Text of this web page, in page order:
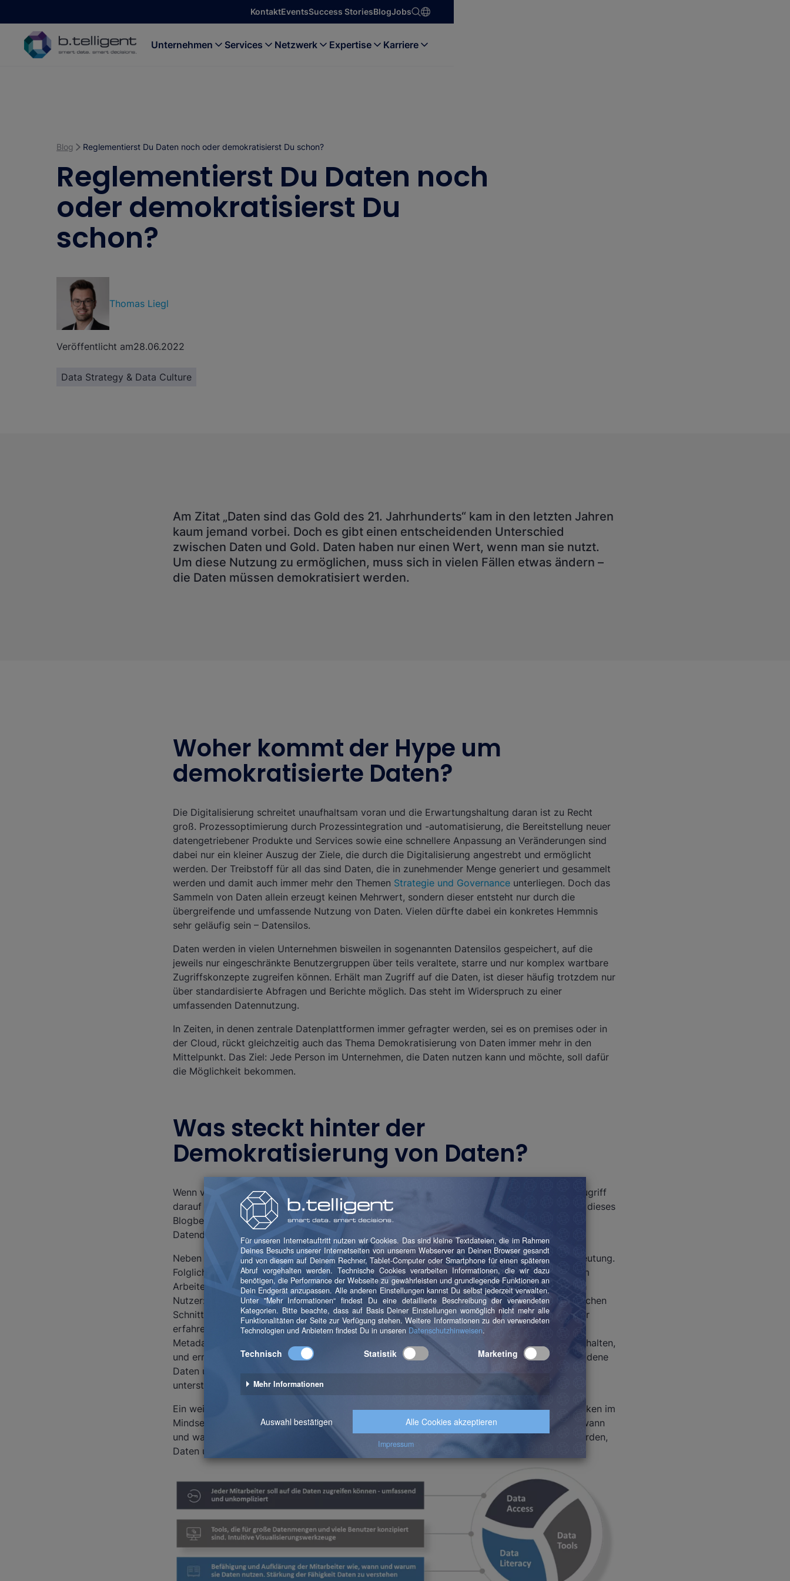
KontaktEventsSuccess StoriesBlogJobs
Unternehmen Services Netzwerk Expertise Karriere
Blog Reglementierst Du Daten noch oder demokratisierst Du schon?
Reglementierst Du Daten noch
oder demokratisierst Du
schon?
Thomas Liegl
Veröffentlicht am28.06.2022
Data Strategy & Data Culture
Am Zitat „Daten sind das Gold des 21. Jahrhunderts“ kam in den letzten Jahren
kaum jemand vorbei. Doch es gibt einen entscheidenden Unterschied
zwischen Daten und Gold. Daten haben nur einen Wert, wenn man sie nutzt.
Um diese Nutzung zu ermöglichen, muss sich in vielen Fällen etwas ändern –
die Daten müssen demokratisiert werden.
Woher kommt der Hype um
demokratisierte Daten?
Die Digitalisierung schreitet unaufhaltsam voran und die Erwartungshaltung daran ist zu Recht
groß. Prozessoptimierung durch Prozessintegration und -automatisierung, die Bereitstellung neuer
datengetriebener Produkte und Services sowie eine schnellere Anpassung an Veränderungen sind
dabei nur ein kleiner Auszug der Ziele, die durch die Digitalisierung angestrebt und ermöglicht
werden. Der Treibstoff für all das sind Daten, die in zunehmender Menge generiert und gesammelt
werden und damit auch immer mehr den Themen Strategie und Governance unterliegen. Doch das
Sammeln von Daten allein erzeugt keinen Mehrwert, sondern dieser entsteht nur durch die
übergreifende und umfassende Nutzung von Daten. Vielen dürfte dabei ein konkretes Hemmnis
sehr geläufig sein – Datensilos.
Daten werden in vielen Unternehmen bisweilen in sogenannten Datensilos gespeichert, auf die
jeweils nur eingeschränkte Benutzergruppen über teils veraltete, starre und nur komplex wartbare
Zugriffskonzepte zugreifen können. Erhält man Zugriff auf die Daten, ist dieser häufig trotzdem nur
über standardisierte Abfragen und Berichte möglich. Das steht im Widerspruch zu einer
umfassenden Datennutzung.
In Zeiten, in denen zentrale Datenplattformen immer gefragter werden, sei es on premises oder in
der Cloud, rückt gleichzeitig auch das Thema Demokratisierung von Daten immer mehr in den
Mittelpunkt. Das Ziel: Jede Person im Unternehmen, die Daten nutzen kann und möchte, soll dafür
die Möglichkeit bekommen.
Was steckt hinter der
Demokratisierung von Daten?
Wenn von demokratisierten Daten die Rede ist, ist der erste Gedanke vermutlich, dass der Zugriff
darauf für alle Mitarbeiter:innen umfassend ermöglicht wird. Das spiegelt auch die Einleitung dieses
Blogbeitrags wider, und der Data Access ist tatsächlich der grundlegende Bestandteil der
Datendemokratisierung. Doch das deckt noch nicht die ganze Bandbreite ab.
Neben dem Datenzugriff sind nämlich Data Tools und Data Literacy von ebenso großer Bedeutung.
Folglich ist es Teil der Demokratisierung, dass jedem die Tools zur Verfügung stehen, die zum
Arbeiten mit Daten notwendig sind – und das für verschiedene Skill-Level. Damit soll es auch
Nutzer:innen mit weniger Data-Know-how durch intuitive Visualisierungswerkzeuge mit einfachen
Schnittstellen ermöglicht werden, mit Daten zu arbeiten. Ein Tool, das gleichermaßen weniger
erfahrene und sehr routinierte Datenkonsument:innen unterstützt, ist ein Datenkatalog. Das
Metadatenverzeichnis hilft, den Überblick über den Datenbestand eines Unternehmens zu behalten,
und ermöglicht das sogenannte Shopping for Data. Anwender:innen können sich über vorhandene
Daten und Zugänge informieren und werden zusätzlich in deren Interpretation und Nutzung
unterstützt.
Ein weiterer wesentlicher Faktor ist die sogenannte Data Literacy und damit auch ein Umdenken im
Mindset der Leute. Mitarbeiter:innen müssen dazu befähigt und darin geschult werden, wie, wann
und warum sie Daten nutzen können. Es müssen die Fähigkeiten geschaffen und gestärkt werden,
Daten und die daraus möglichen Ableitungen zu verstehen.